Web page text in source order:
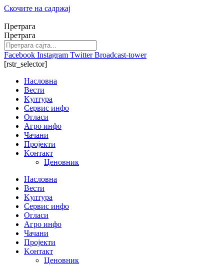
Скочите на садржај
Претрага
Претрага
Facebook Instagram Twitter Broadcast-tower
[rstr_selector]
Насловна
Вести
Kултура
Сервис инфо
Огласи
Агро инфо
Чачани
Пројекти
Kонтакт
Ценовник
Насловна
Вести
Kултура
Сервис инфо
Огласи
Агро инфо
Чачани
Пројекти
Kонтакт
Ценовник